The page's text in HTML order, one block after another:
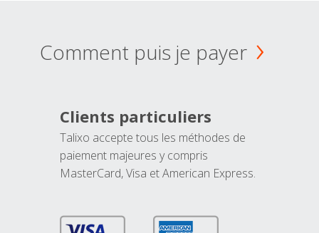
Comment puis je payer
Clients particuliers
Talixo accepte tous les méthodes de
paiement majeures y compris
MasterCard, Visa et American Express.